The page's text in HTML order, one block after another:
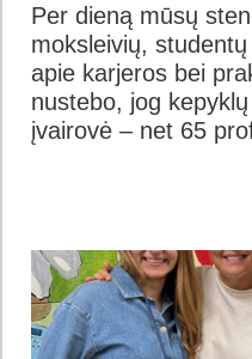
Per dieną mūsų
moksleivių,
apie karjeros bei
nustebo, jog
įvairovė – net 65